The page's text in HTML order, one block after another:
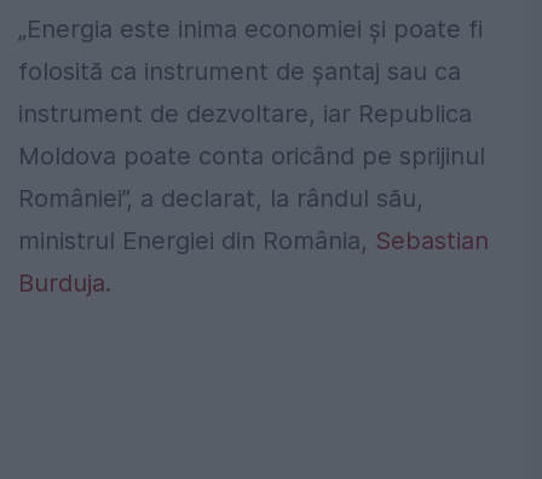
„Energia este inima economiei și poate fi
folosită ca instrument de șantaj sau ca
instrument de dezvoltare, iar Republica
Moldova poate conta oricând pe sprijinul
României”, a declarat, la rândul său,
ministrul Energiei din România, Sebastian
Burduja.